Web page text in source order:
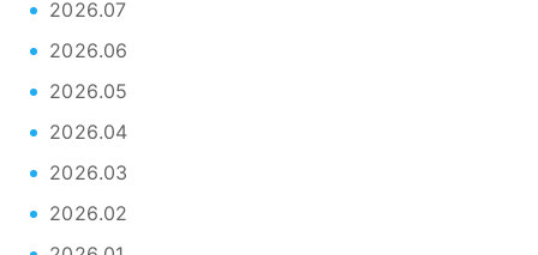
2026.07
2026.06
2026.05
2026.04
2026.03
2026.02